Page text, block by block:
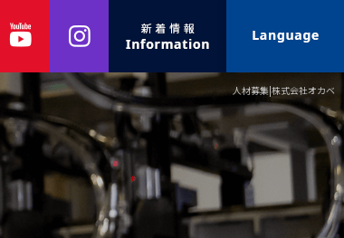
人材募集|株式会社オカベ